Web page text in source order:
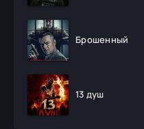
Брошенный
13 душ